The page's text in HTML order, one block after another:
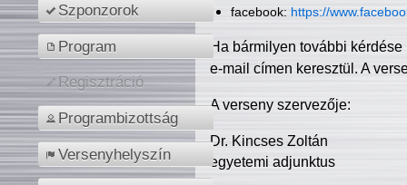
Szponzorok
Program
Regisztráció
Programbizottság
Versenyhelyszín
facebook: https://
Ha bármilyen további
e-mail címen keresztül. A
A verseny szervezője:
Dr. Kincses Zoltán
egyetemi adjunktus